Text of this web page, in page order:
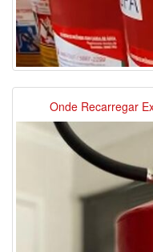
Onde Recarregar